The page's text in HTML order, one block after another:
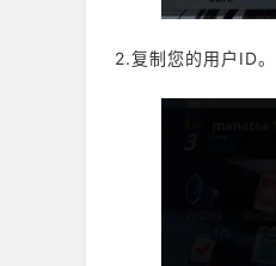
2.复制您的用户ID。